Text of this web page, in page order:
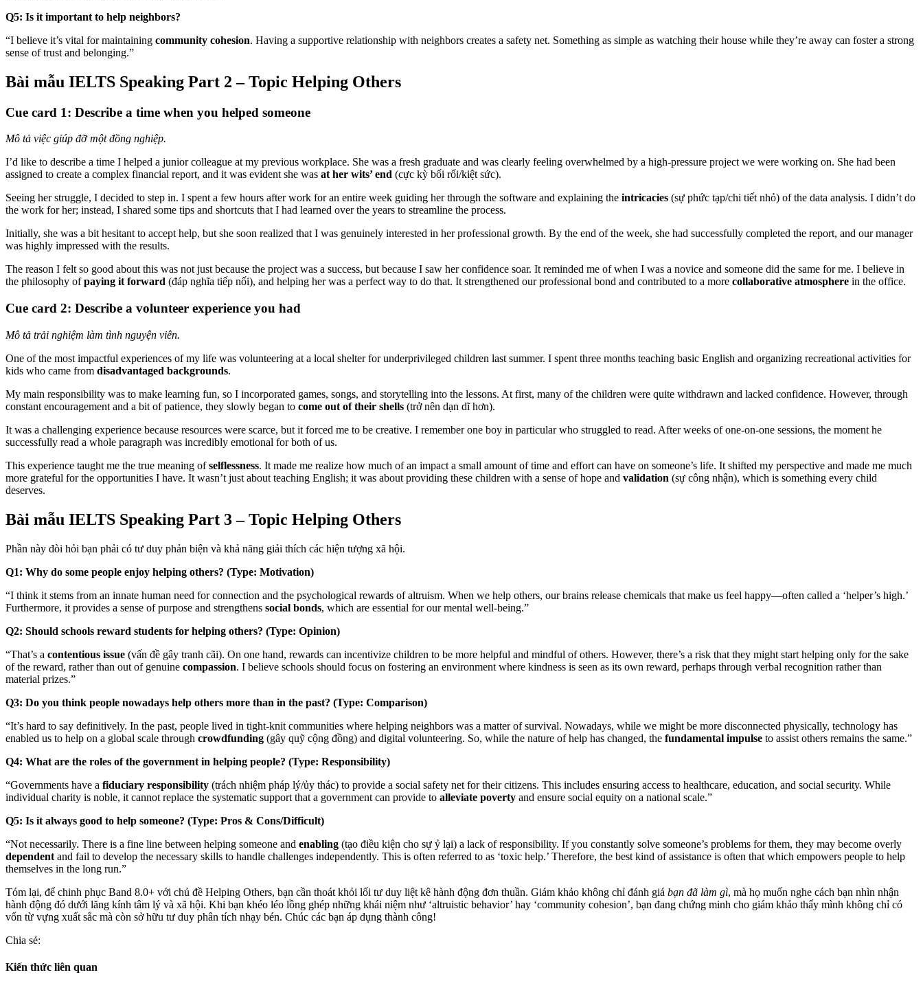
Q5: Is it important to help neighbors?
“I believe it’s vital for maintaining community cohesion. Having a supportive relationship with neighbors creates a safety net. Something as simple as watching their house while they’re away can foster a strong
sense of trust and belonging.”
Bài mẫu IELTS Speaking Part 2 – Topic Helping Others
Cue card 1: Describe a time when you helped someone
Mô tả việc giúp đỡ một đồng nghiệp.
I’d like to describe a time I helped a junior colleague at my previous workplace. She was a fresh graduate and was clearly feeling overwhelmed by a high-pressure project we were working on. She had been
assigned to create a complex financial report, and it was evident she was at her wits’ end (cực kỳ bối rối/kiệt sức).
Seeing her struggle, I decided to step in. I spent a few hours after work for an entire week guiding her through the software and explaining the intricacies (sự phức tạp/chi tiết nhỏ) of the data analysis. I didn’t do
the work for her; instead, I shared some tips and shortcuts that I had learned over the years to streamline the process.
Initially, she was a bit hesitant to accept help, but she soon realized that I was genuinely interested in her professional growth. By the end of the week, she had successfully completed the report, and our manager
was highly impressed with the results.
The reason I felt so good about this was not just because the project was a success, but because I saw her confidence soar. It reminded me of when I was a novice and someone did the same for me. I believe in
the philosophy ofpaying it forward (đáp nghĩa tiếp nối), and helping her was a perfect way to do that. It strengthened our professional bond and contributed to a more collaborative atmosphere in the office.
Cue card 2: Describe a volunteer experience you had
Mô tả trải nghiệm làm tình nguyện viên.
One of the most impactful experiences of my life was volunteering at a local shelter for underprivileged children last summer. I spent three months teaching basic English and organizing recreational activities for
kids who came from disadvantaged backgrounds.
My main responsibility was to make learning fun, so I incorporated games, songs, and storytelling into the lessons. At first, many of the children were quite withdrawn and lacked confidence. However, through
constant encouragement and a bit of patience, they slowly began to come out of their shells (trở nên dạn dĩ hơn).
It was a challenging experience because resources were scarce, but it forced me to be creative. I remember one boy in particular who struggled to read. After weeks of one-on-one sessions, the moment he
successfully read a whole paragraph was incredibly emotional for both of us.
This experience taught me the true meaning ofselflessness. It made me realize how much of an impact a small amount of time and effort can have on someone’s life. It shifted my perspective and made me much
more grateful for the opportunities I have. It wasn’t just about teaching English; it was about providing these children with a sense of hope and validation (sự công nhận), which is something every child
deserves.
Bài mẫu IELTS Speaking Part 3 – Topic Helping Others
Phần này đòi hỏi bạn phải có tư duy phản biện và khả năng giải thích các hiện tượng xã hội.
Q1: Why do some people enjoy helping others? (Type: Motivation)
“I think it stems from an innate human need for connection and the psychological rewards of altruism. When we help others, our brains release chemicals that make us feel happy—often called a ‘helper’s high.’
Furthermore, it provides a sense of purpose and strengthens social bonds, which are essential for our mental well-being.”
Q2: Should schools reward students for helping others? (Type: Opinion)
“That’s a contentious issue (vấn đề gây tranh cãi). On one hand, rewards can incentivize children to be more helpful and mindful of others. However, there’s a risk that they might start helping only for the sake
of the reward, rather than out of genuine compassion. I believe schools should focus on fostering an environment where kindness is seen as its own reward, perhaps through verbal recognition rather than
material prizes.”
Q3: Do you think people nowadays help others more than in the past? (Type: Comparison)
“It’s hard to say definitively. In the past, people lived in tight-knit communities where helping neighbors was a matter of survival. Nowadays, while we might be more disconnected physically, technology has
enabled us to help on a global scale through crowdfunding (gây quỹ cộng đồng) and digital volunteering. So, while the nature of help has changed, the fundamental impulse to assist others remains the same.”
Q4: What are the roles of the government in helping people? (Type: Responsibility)
“Governments have a fiduciary responsibility (trách nhiệm pháp lý/ủy thác) to provide a social safety net for their citizens. This includes ensuring access to healthcare, education, and social security. While
individual charity is noble, it cannot replace the systematic support that a government can provide to alleviate poverty and ensure social equity on a national scale.”
Q5: Is it always good to help someone? (Type: Pros & Cons/Difficult)
“Not necessarily. There is a fine line between helping someone and enabling (tạo điều kiện cho sự ỷ lại) a lack of responsibility. If you constantly solve someone’s problems for them, they may become overly
dependent and fail to develop the necessary skills to handle challenges independently. This is often referred to as ‘toxic help.’ Therefore, the best kind of assistance is often that which empowers people to help
themselves in the long run.”
Tóm lại, để chinh phục Band 8.0+ với chủ đề Helping Others, bạn cần thoát khỏi lối tư duy liệt kê hành động đơn thuần. Giám khảo không chỉ đánh giá bạn đã làm gì, mà họ muốn nghe cách bạn nhìn nhận
hành động đó dưới lăng kính tâm lý và xã hội. Khi bạn khéo léo lồng ghép những khái niệm như ‘altruistic behavior’ hay ‘community cohesion’, bạn đang chứng minh cho giám khảo thấy mình không chỉ có
vốn từ vựng xuất sắc mà còn sở hữu tư duy phân tích nhạy bén. Chúc các bạn áp dụng thành công!
Chia sẻ:
Kiến thức liên quan